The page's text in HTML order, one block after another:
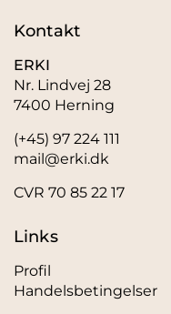
Kontakt
ERKI
Nr. Lindvej 28
7400 Herning
(+45) 97 224 111
mail@erki.dk
CVR 70 85 22 17
Links
Profil
Handelsbetingelser